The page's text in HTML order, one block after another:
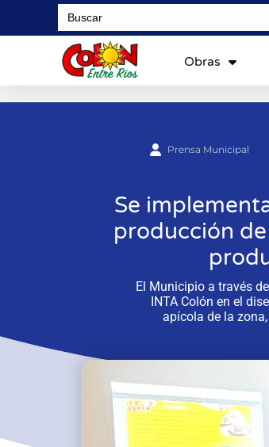
Search
for:
Obras
Prensa Municipal
Se
producción
El Municipio a través
INTA Colón en el
apícola de la